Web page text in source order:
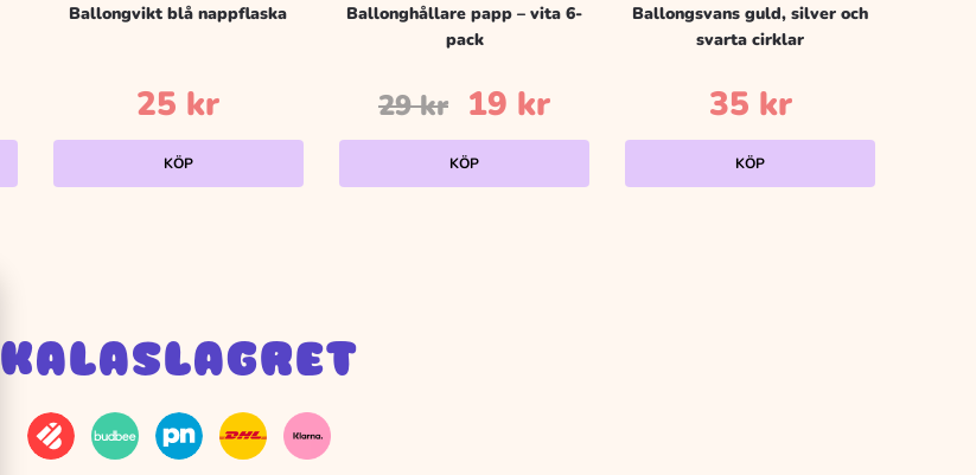
Ballongvikt blå nappflaska
25 kr
KÖP
Ballonghållare papp – vita 6-
pack
29kr Det
ursprungliga
19 krDet
nuvarande
KÖP
Ballongsvans guld, silver och
svarta cirklar
35 kr
KÖP
KALASLAGRET